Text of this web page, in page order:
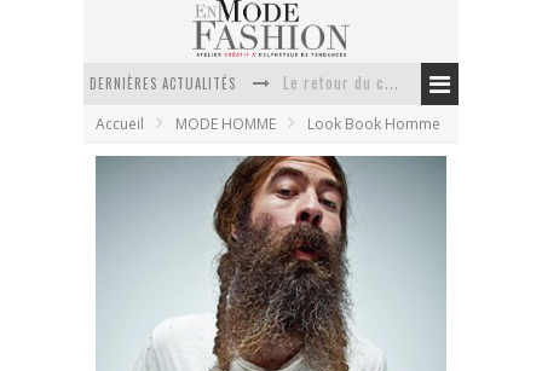
DERNIÈRES ACTUALITÉS
Doudoune pour femme : choisir la pièce idéale entre style, chaleur et durabilité
La trousse de toilette : l’accessoire indispensable de voyage
Accueil MODE HOMME Look Book Homme